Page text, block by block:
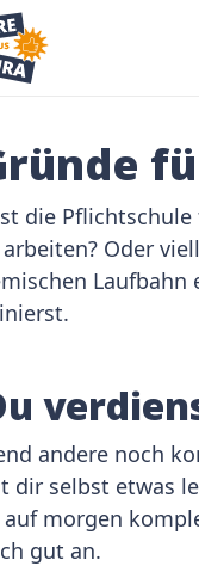
die
Oder
andere noch
dir selbst etwas
morgen
gut an.